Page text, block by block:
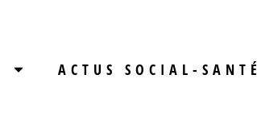
ACTUS SOCIAL-SANTÉ